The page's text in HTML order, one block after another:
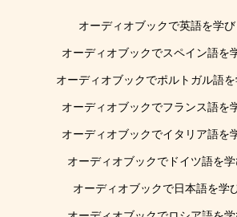
オーディオブックで英語を学び
オーディオブックでスペイン語を
オーディオブックでポルトガル語
オーディオブックでフランス語を
オーディオブックでイタリア語を
オーディオブックでドイツ語を学
オーディオブックで日本語を学